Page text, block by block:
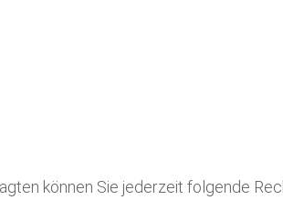
können Sie jederzeit folgende